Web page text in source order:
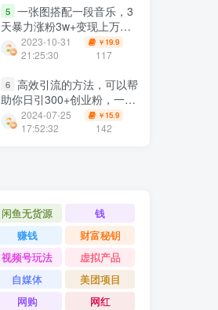
5 一张图搭配一段音乐，3
天暴力涨粉3w+变现上万，
轻松无脑上手
2023-10-31
21:25:30
￥ 19.9
117
6 高效引流的方法，可以帮
助你日引300+创业粉，一年
轻松收入30万，比打工强
2024-07-25
17:52:32
￥ 15.9
142
闲鱼无货源
钱
赚钱
财富秘钥
视频号玩法
虚拟产品
自媒体
美团项目
网购
网红